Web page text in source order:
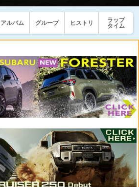
アルバム グループ ヒストリ
ラップ
タイム